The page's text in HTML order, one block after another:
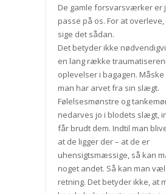
De gamle forsvarsværker er
passe på os. For at
sige det sådan.
Det betyder ikke
en lang række
oplevelser i bagagen.
man har arvet fra sin slægt.
Følelsesmønstre og
nedarves jo i blodets slægt,
får brudt dem. Indtil man
at de ligger der – at de er
uhensigtsmæssige, så kan
noget andet. Så kan man
retning. Det betyder ikke, at